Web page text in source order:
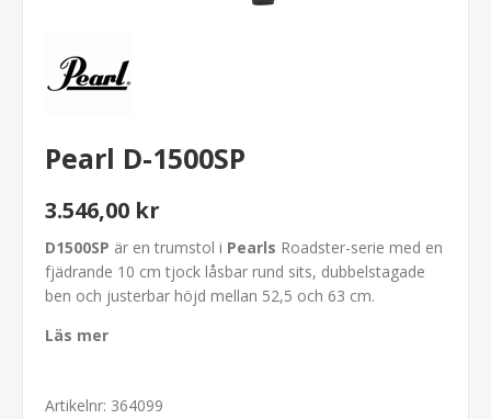
Pearl D-1500SP
3.546,00 kr
D1500SP är en trumstol i Pearls Roadster-serie med en
fjädrande 10 cm tjock låsbar rund sits, dubbelstagade
ben och justerbar höjd mellan 52,5 och 63 cm.
Läs mer
Artikelnr: 364099